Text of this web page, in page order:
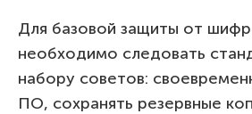
Для базовой защиты от
необходимо следовать
набору советов:
ПО, сохранять резервные